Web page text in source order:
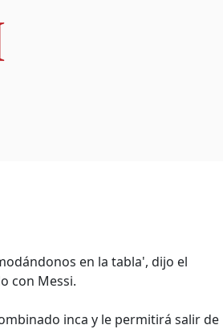
en la tabla', dijo el
con Messi.
inca y le permitirá salir de